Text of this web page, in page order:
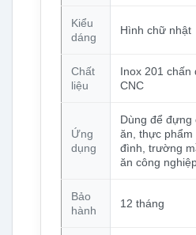
Kiểu
dáng
Hình chữ nhật
Chất
liệu
Inox 201 chấn
CNC
Ứng
dụng
Dùng để
ăn, thực phẩm
đình, trường
ăn công
Bảo
hành
12 tháng